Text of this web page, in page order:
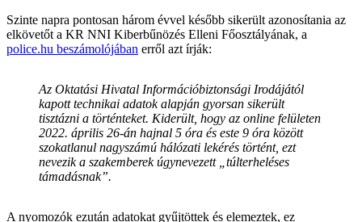
Szinte napra pontosan három évvel később sikerült azonosítania az
elkövetőt a KR NNI Kiberbűnözés Elleni Főosztályának, a
police.hu beszámolójában erről azt írják:
Az Oktatási Hivatal Információbiztonsági Irodájától
kapott technikai adatok alapján gyorsan sikerült
tisztázni a történteket. Kiderült, hogy az online felületen
2022. április 26-án hajnal 5 óra és este 9 óra között
szokatlanul nagyszámú hálózati lekérés történt, ezt
nevezik a szakemberek úgynevezett „túlterheléses
támadásnak”.
A nyomozók ezután adatokat gyűjtöttek és elemeztek, ez